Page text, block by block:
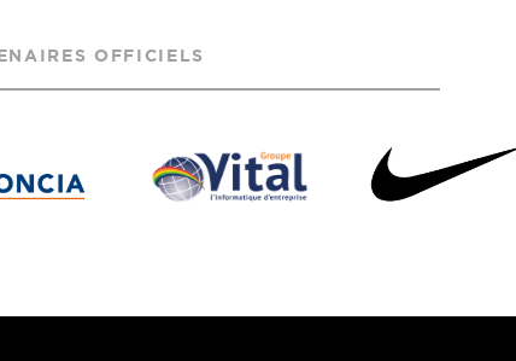
OFFICIELS